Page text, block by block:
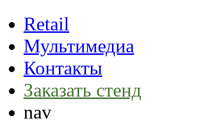
Retail
Мультимедиа
Контакты
Заказать стенд
nav